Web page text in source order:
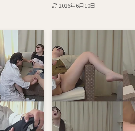
2026年6月10日